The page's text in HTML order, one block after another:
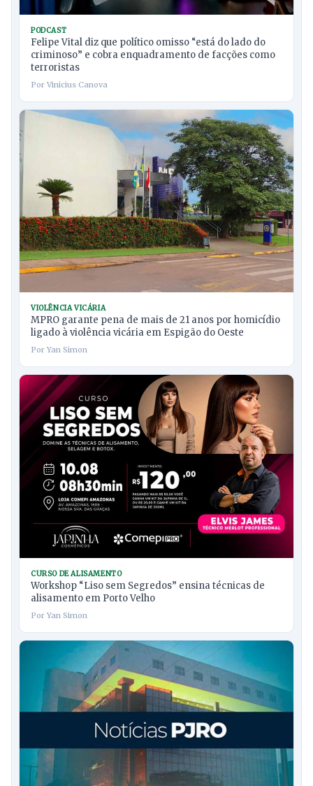
PODCAST
Felipe Vital diz que político omisso “está do lado do
criminoso” e cobra enquadramento de facções como
terroristas
Por Vinicius Canova
VIOLÊNCIA VICÁRIA
MPRO garante pena de mais de 21 anos por homicídio
ligado à violência vicária em Espigão do Oeste
Por Yan Simon
CURSO DE ALISAMENTO
Workshop “Liso sem Segredos” ensina técnicas de
alisamento em Porto Velho
Por Yan Simon